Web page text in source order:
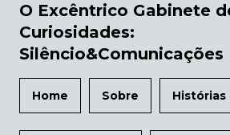
O Excêntrico Gabinete
Curiosidades:
Silêncio&Comunicações
Home Sobre Histórias